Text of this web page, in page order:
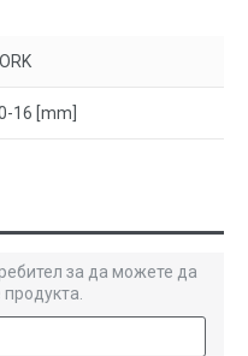
16 [mm]
за да можете да